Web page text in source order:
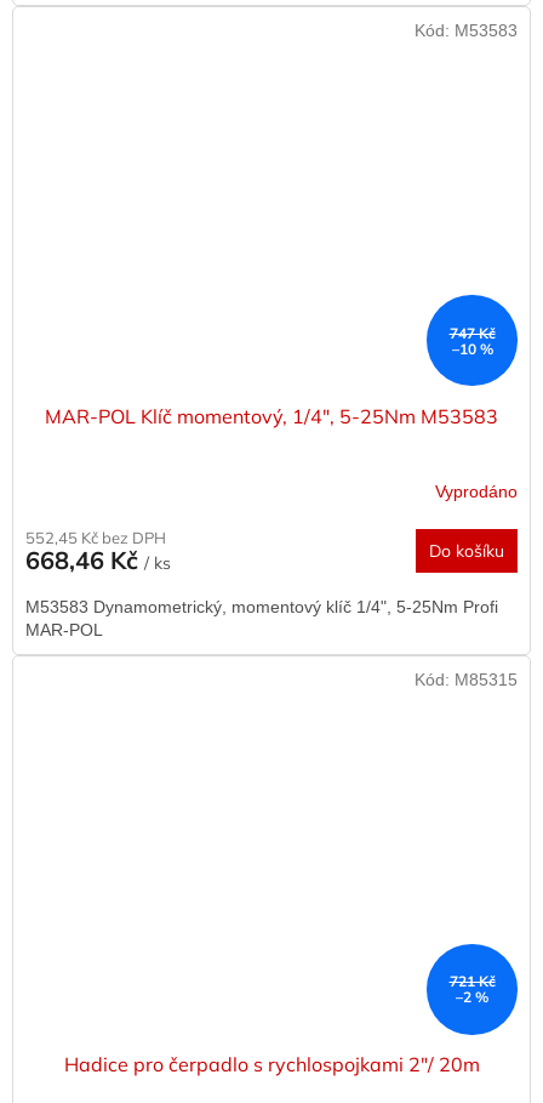
747 Kč
–10 %
MAR-POL Klíč momentový, 1/4", 5-25Nm M53583
Vyprodáno
552,45 Kč bez DPH
668,46 Kč / ks
Do košíku
M53583 Dynamometrický, momentový klíč 1/4", 5-25Nm Profi
MAR-POL
Kód: M53583
721 Kč
–2 %
Hadice pro čerpadlo s rychlospojkami 2"/ 20m
Kód: M85315